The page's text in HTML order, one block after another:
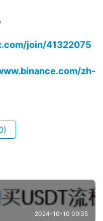
join/41322075
zh-
2024-10-10 09:35